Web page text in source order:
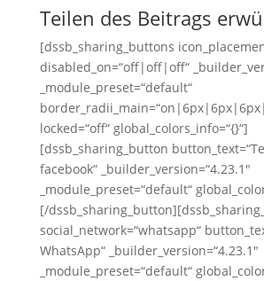
Teilen des Beitrags
[dssb_sharing_buttons
disabled_on=“off|off|off“
_module_preset=“default“
locked=“off“ global_colors_info=“{}“]
[dssb_sharing_button
facebook“ _builder_version=“4.23.1″
_module_preset=“default“
[/
social_network=“whatsapp“
WhatsApp“ _builder_version=“4.23.1″
_module_preset=“default“